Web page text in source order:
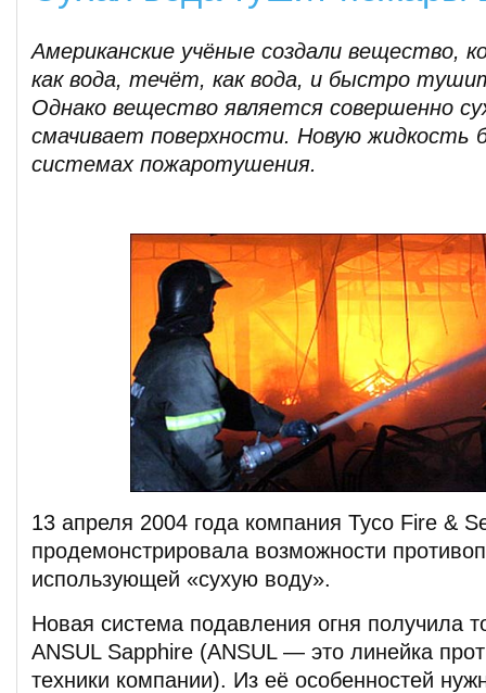
Американские учёные создали вещество,
как вода, течёт, как вода, и быстро
Однако вещество является совершенно
смачивает поверхности. Новую жидкость
системах пожаротушения.
13 апреля 2004 года компания Tyco Fire &
продемонстрировала возможности
использующей «сухую воду».
Новая система подавления огня получила
ANSUL Sapphire (ANSUL — это линейка
техники компании). Из её особенностей